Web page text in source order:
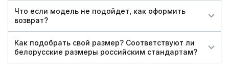
Что если модель не подойдет, как оформить
возврат?
Как подобрать свой размер? Соответствуют ли
белорусские размеры российским стандартам?